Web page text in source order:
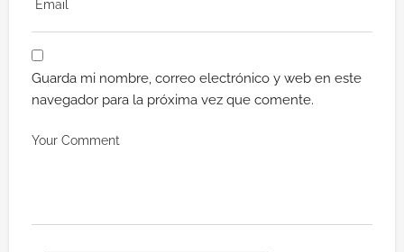
Guarda mi nombre, correo electrónico y web en este
navegador para la próxima vez que comente.